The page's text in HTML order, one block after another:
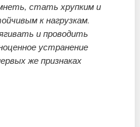
стать хрупким и
к нагрузкам.
и проводить
устранение
же признаках